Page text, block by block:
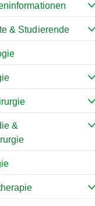
& Studierende
&